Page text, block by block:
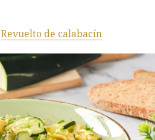
Revuelto de calabacín